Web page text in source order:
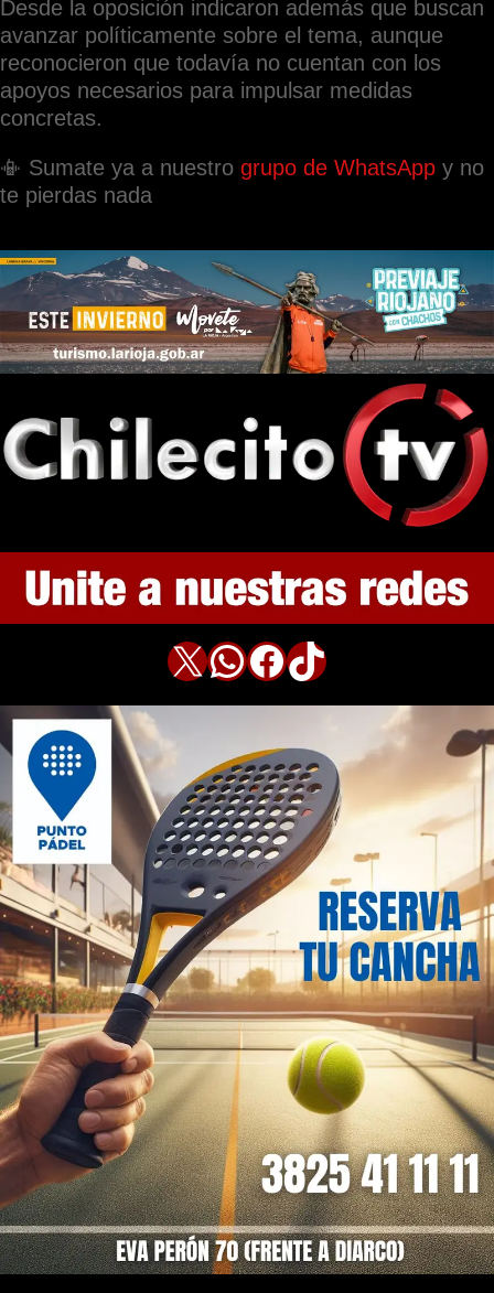
Desde la oposición indicaron además que buscan
avanzar políticamente sobre el tema, aunque
reconocieron que todavía no cuentan con los
apoyos necesarios para impulsar medidas
concretas.
📳 Sumate ya a nuestro grupo de WhatsApp y no
te pierdas nada
X WhatsApp Facebook TikTok